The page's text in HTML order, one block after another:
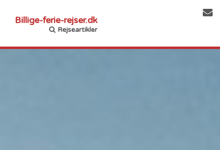
Billige-ferie-rejser.dk
Rejseartikler